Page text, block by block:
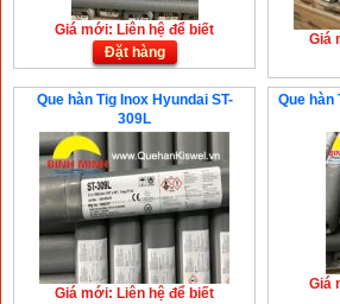
Giá mới: Liên hệ để biết
Đặt hàng
Giá
Que hàn Tig Inox Hyundai ST-
309L
Giá mới: Liên hệ để biết
Que hàn
Giá